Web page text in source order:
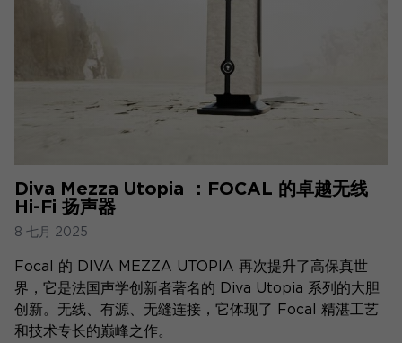
Diva Mezza Utopia ：FOCAL 的卓越无线
Hi-Fi 扬声器
8 七月 2025
Focal 的 DIVA MEZZA UTOPIA 再次提升了高保真世
界，它是法国声学创新者著名的 Diva Utopia 系列的大胆
创新。无线、有源、无缝连接，它体现了 Focal 精湛工艺
和技术专长的巅峰之作。